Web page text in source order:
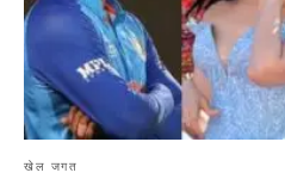
खेल जगत